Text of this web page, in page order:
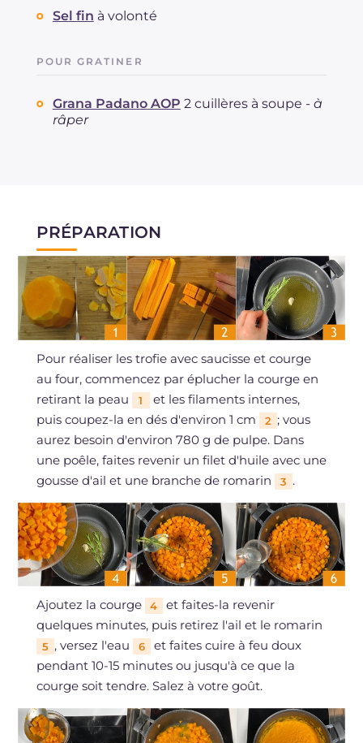
Sel fin à volonté
POUR GRATINER
Grana Padano AOP 2 cuillères à soupe - à
râper
PRÉPARATION
Pour réaliser les trofie avec saucisse et courge
au four, commencez par éplucher la courge en
retirant la peau
1
et les filaments internes,
puis coupez-la en dés d'environ 1 cm
2 ; vous
aurez besoin d'environ 780 g de pulpe. Dans
une poêle, faites revenir un filet d'huile avec une
gousse d'ail et une branche de romarin
3 .
Ajoutez la courge 4
et faites-la revenir
quelques minutes, puis retirez l'ail et le romarin
5 , versez l'eau 6
et faites cuire à feu doux
pendant 10-15 minutes ou jusqu'à ce que la
courge soit tendre. Salez à votre goût.